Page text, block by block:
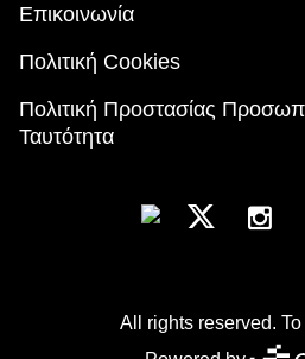
Επικοινωνία
Πολιτική Cookies
Πολιτική Προστασίας
Ταυτότητα
All rights reserved.